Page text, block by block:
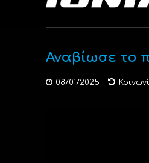
Αναβίωσε το
08/01/2025